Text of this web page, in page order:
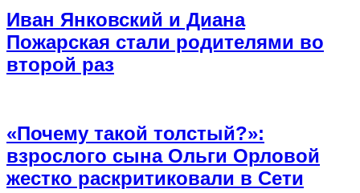
Иван Янковский и Диана
Пожарская стали родителями во
второй раз
«Почему такой толстый?»:
взрослого сына Ольги Орловой
жестко раскритиковали в Сети